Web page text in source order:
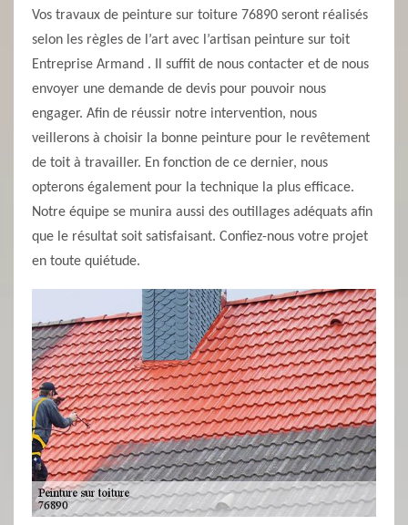
Vos travaux de peinture sur toiture 76890 seront réalisés
selon les règles de l’art avec l’artisan peinture sur toit
Entreprise Armand . Il suffit de nous contacter et de nous
envoyer une demande de devis pour pouvoir nous
engager. Afin de réussir notre intervention, nous
veillerons à choisir la bonne peinture pour le revêtement
de toit à travailler. En fonction de ce dernier, nous
opterons également pour la technique la plus efficace.
Notre équipe se munira aussi des outillages adéquats afin
que le résultat soit satisfaisant. Confiez-nous votre projet
en toute quiétude.